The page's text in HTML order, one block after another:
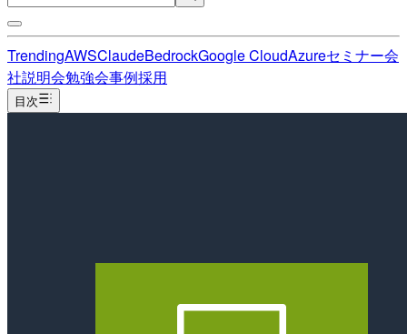
TrendingAWSClaudeBedrockGoogle CloudAzureセミナー会
社説明会勉強会事例採用
目次